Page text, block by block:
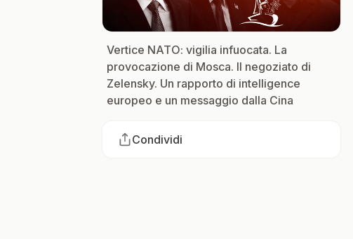
Vertice NATO: vigilia infuocata. La
provocazione di Mosca. Il negoziato di
Zelensky. Un rapporto di intelligence
europeo e un messaggio dalla Cina
Condividi